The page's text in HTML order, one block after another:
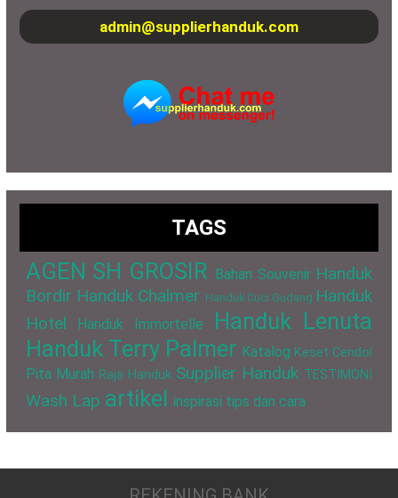
admin@supplierhanduk.com
TAGS
AGEN SH GROSIR Bahan Souvenir Handuk
Bordir Handuk Chalmer Handuk Cuci Gudang Handuk
Hotel
Handuk Immortelle
Handuk Lenuta
Handuk Terry Palmer Katalog Keset Cendol
Pita Murah Raja Handuk Supplier Handuk TESTIMONI
Wash Lap artikel inspirasi tips dan cara